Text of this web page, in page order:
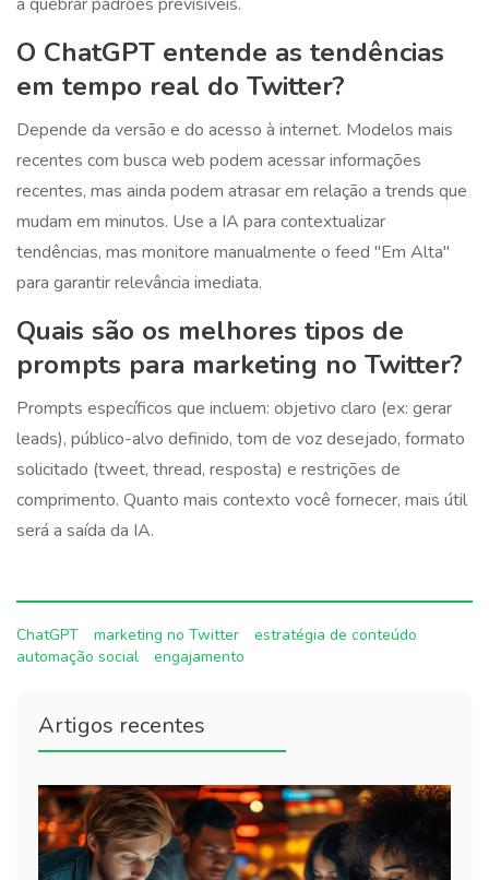
O ChatGPT entende as tendências
em tempo real do Twitter?
Depende da versão e do acesso à internet. Modelos mais
recentes com busca web podem acessar informações
recentes, mas ainda podem atrasar em relação a trends que
mudam em minutos. Use a IA para contextualizar
tendências, mas monitore manualmente o feed "Em Alta"
para garantir relevância imediata.
Quais são os melhores tipos de
prompts para marketing no Twitter?
Prompts específicos que incluem: objetivo claro (ex: gerar
leads), público-alvo definido, tom de voz desejado, formato
solicitado (tweet, thread, resposta) e restrições de
comprimento. Quanto mais contexto você fornecer, mais útil
será a saída da IA.
ChatGPT marketing no Twitter
estratégia de conteúdo
automação social
engajamento
Artigos recentes